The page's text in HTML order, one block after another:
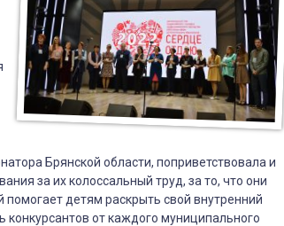
Брянской области, поприветствовала и
за их колоссальный труд, за то, что они
детям раскрыть свой внутренний
конкурсантов от каждого муниципального